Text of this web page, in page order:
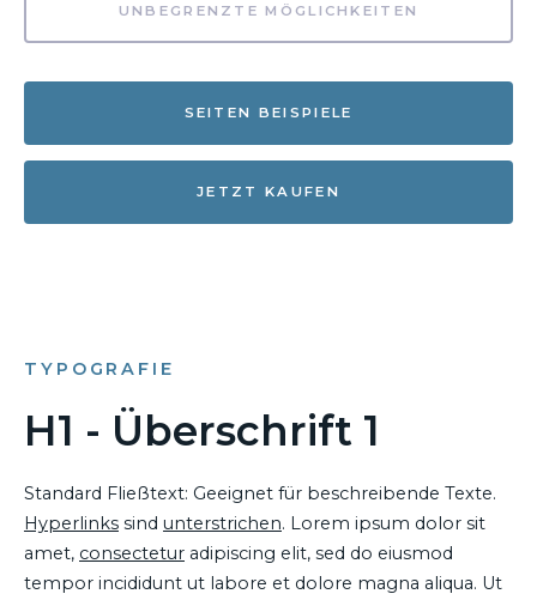
UNBEGRENZTE MÖGLICHKEITEN
SEITEN BEISPIELE
JETZT KAUFEN
TYPOGRAFIE
H1 - Überschrift 1
Standard Fließtext: Geeignet für beschreibende Texte.
Hyperlinks sind unterstrichen. Lorem ipsum dolor sit
amet, consectetur adipiscing elit, sed do eiusmod
tempor incididunt ut labore et dolore magna aliqua. Ut